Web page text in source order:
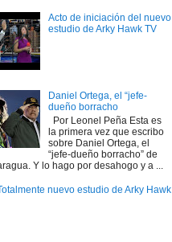
Acto de iniciación del nuevo
estudio de Arky Hawk TV
Daniel Ortega, el “jefe-
dueño borracho
Por Leonel Peña Esta es
la primera vez que escribo
sobre Daniel Ortega, el
“jefe-dueño borracho” de
Y lo hago por desahogo y a ...
nuevo estudio de Arky Hawk